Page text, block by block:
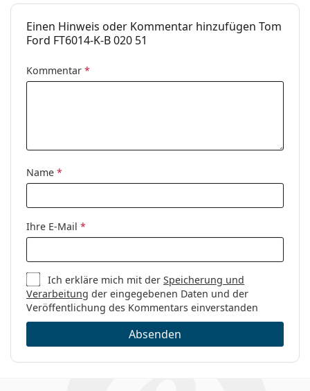
Etui:
Ja
Weiteres
Marke:
Tom Ford
Code:
Einen Hinweis oder Kommentar hinzufügen Tom
Ford FT6014-K-B 020 51
Kommentar *
Name *
Ihre E-Mail *
Ich erkläre mich mit derSpeicherung und
Verarbeitung der eingegebenen Daten und der
Veröffentlichung des Kommentars einverstanden
Absenden